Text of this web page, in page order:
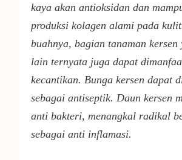
kaya akan antioksidan dan
produksi kolagen alami pada
buahnya, bagian tanaman kersen
lain ternyata juga dapat
kecantikan. Bunga kersen dapat
sebagai antiseptik. Daun kersen
anti bakteri, menangkal radikal
sebagai anti inflamasi.